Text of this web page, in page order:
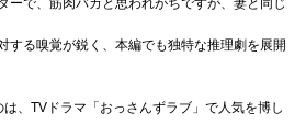
ーで、筋肉バカと思われがちですが、妻と同じ
する嗅覚が鋭く、本編でも独特な推理劇を展開
、TVドラマ「おっさんずラブ」で人気を博し